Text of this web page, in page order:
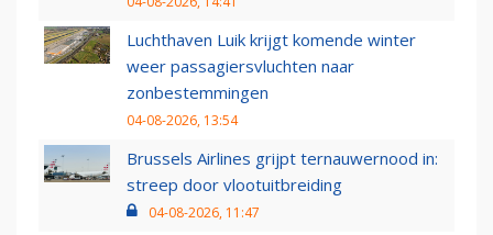
Luchthaven Luik krijgt komende winter
weer passagiersvluchten naar
zonbestemmingen
04-08-2026, 13:54
Brussels Airlines grijpt ternauwernood in:
streep door vlootuitbreiding
04-08-2026, 11:47